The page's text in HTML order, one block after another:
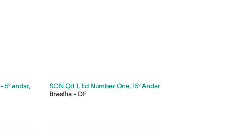
- 5° andar,
SCN Qd 1, Ed Number One, 15° Andar
Brasília - DF